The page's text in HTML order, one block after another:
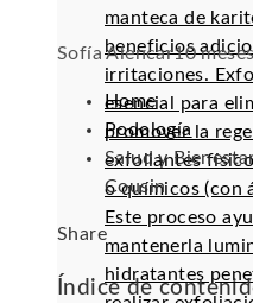
manteca de
beneficios
irritaciones.
esencial para
promover la
exfoliantes
o químicos (con
Este proceso
mantenerla
hidratantes
Sofía Alencar10
Home
Podología
Salud y
Cousin
Facebook
Twitter
LinkedIn
Pinterest
Stumbleupon
Email
Share
Índice de